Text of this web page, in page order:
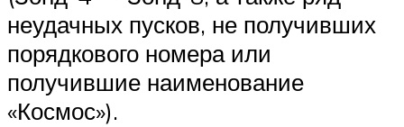
неудачных пусков, не получивших
порядкового номера или
получившие наименование
«Космос»).